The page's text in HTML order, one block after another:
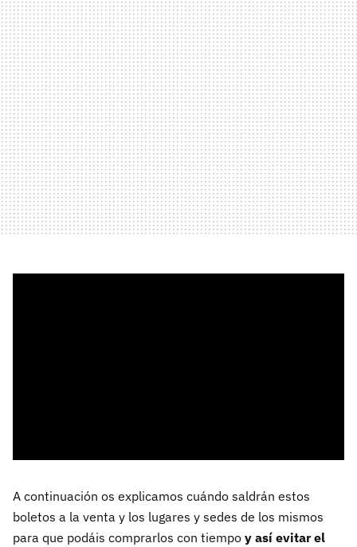
A continuación os explicamos cuándo saldrán estos
boletos a la venta y los lugares y sedes de los mismos
para que podáis comprarlos con tiempo y así evitar el